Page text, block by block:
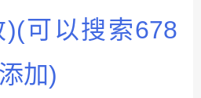
可以搜索678
加)